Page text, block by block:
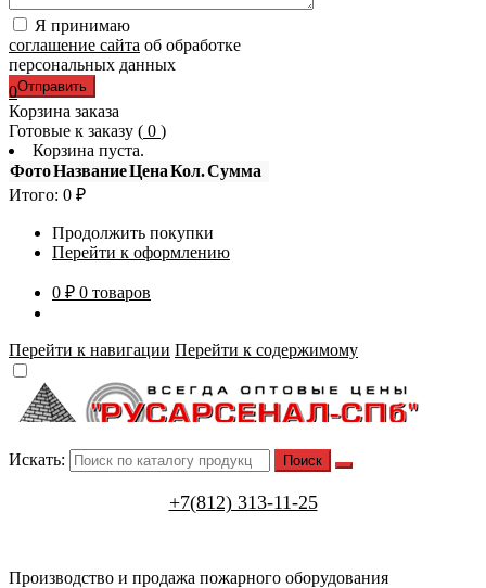
Я принимаю
соглашение сайта об обработке
персональных данных
0
Корзина заказа
Готовые к заказу ( 0 )
Корзина пуста.
ФотоНазваниеЦенаКол.Сумма
Итого: 0 ₽
Продолжить покупки
Перейти к оформлению
0 ₽ 0 товаров
Перейти к навигации Перейти к содержимому
Искать:
+7(812) 313-11-25
Производство и продажа пожарного оборудования